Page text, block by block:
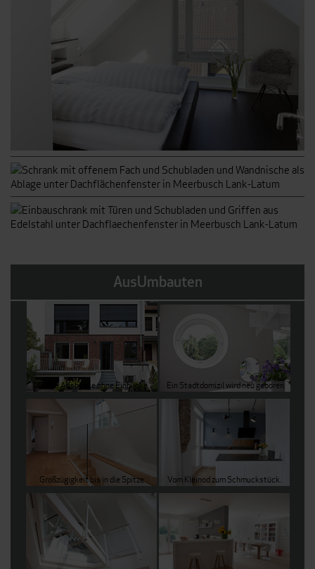
AusUmbauten
Haus
Altehrwürdig
modern
wohnenGrüne Ausblicke ohne Einblicke Ein Stadtdomizil wird neu geboren
Großzügigkeit bis in die Spitze Vom Kleinod zum Schmuckstück.